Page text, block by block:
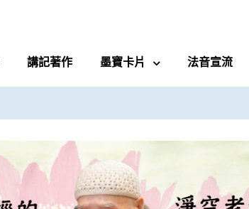
講記著作 墨寶卡片 法音宣流